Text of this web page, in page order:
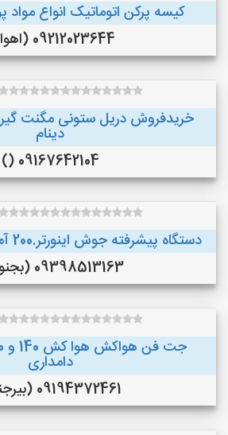
کیسه پرکن اتوماتیک انواع مواد
09212023644 (اهواز )
خریدفروش دریل ستونی مگنت
دینام
09167642104 ()
دستگاه پیشرفته جوش اینورتر.200 آمپر صبا.توان ابزار...
09398513163 (بجنورد )
دامداری
09194372461 (بیرجند )